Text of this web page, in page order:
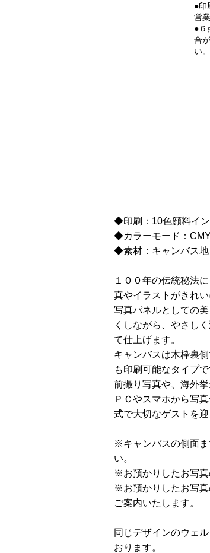
●印
営
●６
合
い。
◆印刷：10色顔料イン
◆カラーモード：
◆素材：キャンバス地
１００年の伝統秘法
真やイラストがきれ
写真パネルとしての
くしながら、やさし
て仕上げます。
キャンバスは木枠裏
も印刷可能なタイプで
前撮り写真や、海外
ＰＣやスマホから写
式で大切なゲストを
※キャンバスの側面ま
い。
※お預かりしたお写真
※お預かりしたお写真
ご案内いたします。
同じデザインのウェ
おります。